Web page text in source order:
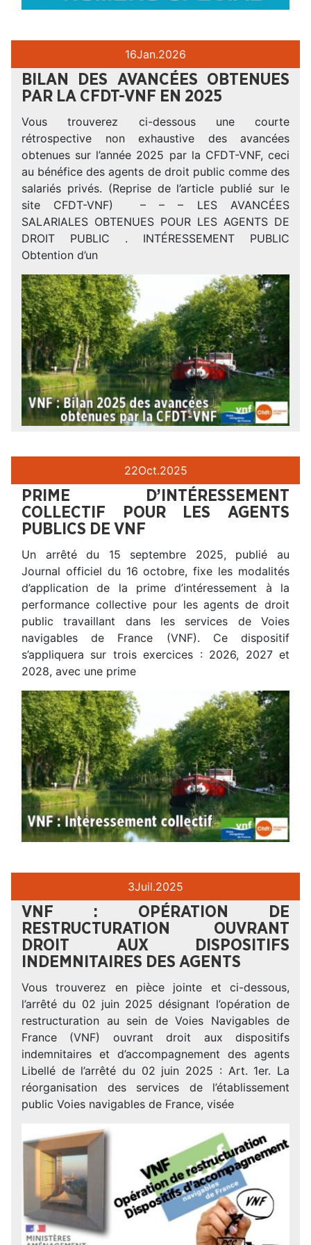
16Jan.2026
BILAN DES AVANCÉES OBTENUES
PAR LA CFDT-VNF EN 2025
Vous trouverez ci-dessous une courte
rétrospective non exhaustive des avancées
obtenues sur l’année 2025 par la CFDT-VNF, ceci
au bénéfice des agents de droit public comme des
salariés privés. (Reprise de l’article publié sur le
site CFDT-VNF) – – – LES AVANCÉES
SALARIALES OBTENUES POUR LES AGENTS DE
DROIT PUBLIC . INTÉRESSEMENT PUBLIC
Obtention d’un
22Oct.2025
PRIME D’INTÉRESSEMENT
COLLECTIF POUR LES AGENTS
PUBLICS DE VNF
Un arrêté du 15 septembre 2025, publié au
Journal officiel du 16 octobre, fixe les modalités
d’application de la prime d’intéressement à la
performance collective pour les agents de droit
public travaillant dans les services de Voies
navigables de France (VNF). Ce dispositif
s’appliquera sur trois exercices : 2026, 2027 et
2028, avec une prime
3Juil.2025
VNF : OPÉRATION DE
RESTRUCTURATION OUVRANT
DROIT AUX DISPOSITIFS
INDEMNITAIRES DES AGENTS
Vous trouverez en pièce jointe et ci-dessous,
l’arrêté du 02 juin 2025 désignant l’opération de
restructuration au sein de Voies Navigables de
France (VNF) ouvrant droit aux dispositifs
indemnitaires et d’accompagnement des agents
Libellé de l’arrêté du 02 juin 2025 : Art. 1er. La
réorganisation des services de l’établissement
public Voies navigables de France, visée